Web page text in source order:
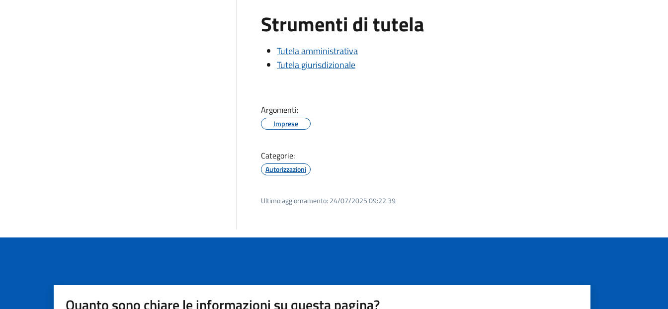
Strumenti di tutela
Tutela amministrativa
Tutela giurisdizionale
Argomenti:
Imprese
Categorie:
Autorizzazioni
Ultimo aggiornamento: 24/07/2025 09:22.39